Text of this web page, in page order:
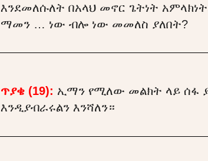
እንደመለሱለት በአላህ መኖር ጌትነት
ማመን … ነው ብሎ ነው መመለስ ያለበት?
ጥያቄ (19): ኢማን የሚለው መልክት ላይ ሰፋ
እንዲያብራሩልን እንሻለን።